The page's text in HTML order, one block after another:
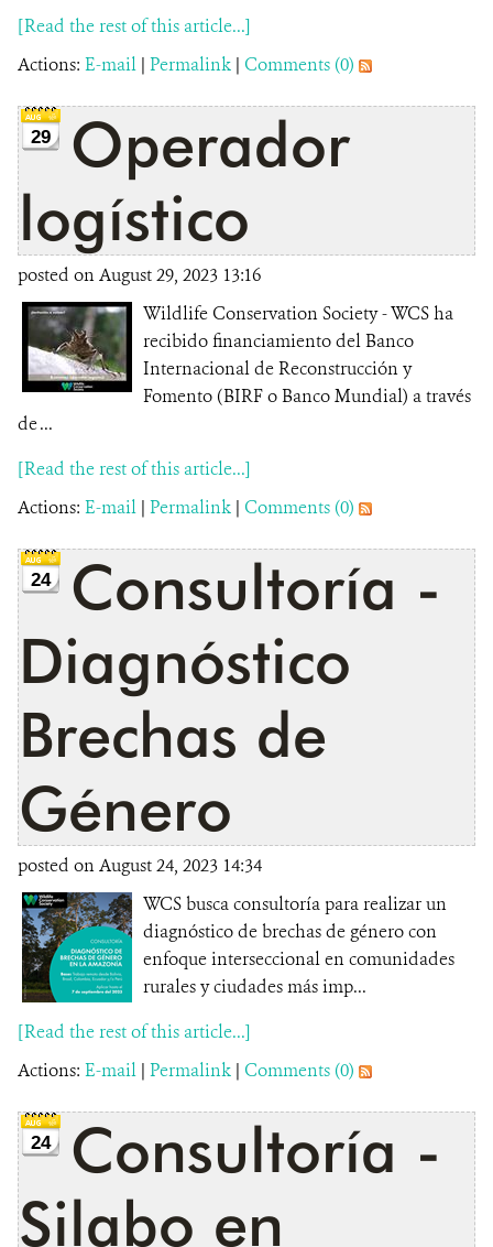
[Read the rest of this article...]
Actions: E-mail | Permalink | Comments (0)
29
Operador
logístico
posted on August 29, 2023 13:16
Wildlife Conservation Society - WCS ha
recibido financiamiento del Banco
Internacional de Reconstrucción y
Fomento (BIRF o Banco Mundial) a través
de ...
[Read the rest of this article...]
Actions: E-mail | Permalink | Comments (0)
24
Consultoría -
Diagnóstico
Brechas de
Género
posted on August 24, 2023 14:34
WCS busca consultoría para realizar un
diagnóstico de brechas de género con
enfoque interseccional en comunidades
rurales y ciudades más imp...
[Read the rest of this article...]
Actions: E-mail | Permalink | Comments (0)
24
Consultoría -
Silabo en